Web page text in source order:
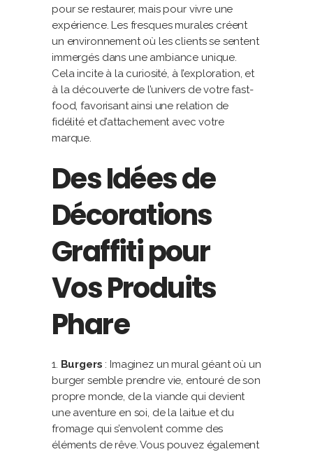
pour se restaurer, mais pour vivre une
expérience. Les fresques murales créent
un environnement où les clients se sentent
immergés dans une ambiance unique.
Cela incite à la curiosité, à l’exploration, et
à la découverte de l’univers de votre fast-
food, favorisant ainsi une relation de
fidélité et d’attachement avec votre
marque.
Des Idées de
Décorations
Graffiti pour
Vos Produits
Phare
Burgers : Imaginez un mural géant où un
burger semble prendre vie, entouré de son
propre monde, de la viande qui devient
une aventure en soi, de la laitue et du
fromage qui s’envolent comme des
éléments de rêve. Vous pouvez également